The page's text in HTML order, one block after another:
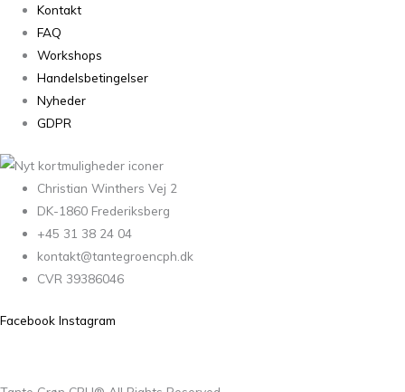
Kontakt
FAQ
Workshops
Handelsbetingelser
Nyheder
GDPR
Christian Winthers Vej 2
DK-1860 Frederiksberg
+45 31 38 24 04
kontakt@tantegroencph.dk
CVR 39386046
Facebook Instagram